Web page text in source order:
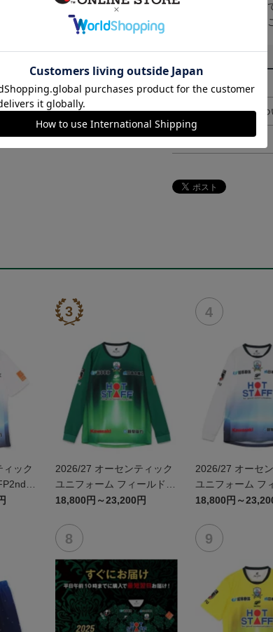
取り扱い商品によっ
予告なく変更にな
決済について
ギフト対応につ
ヘルプページ
ィック
宇宙
2026/27 オーセンティック
ユニフォーム フィールドプ
レイヤー 1st 長袖
18,800円～23,200円
2026/27 オーセ
ユニフォーム フ
レイヤー 2nd 長
コラボユニフォ
18,800円～